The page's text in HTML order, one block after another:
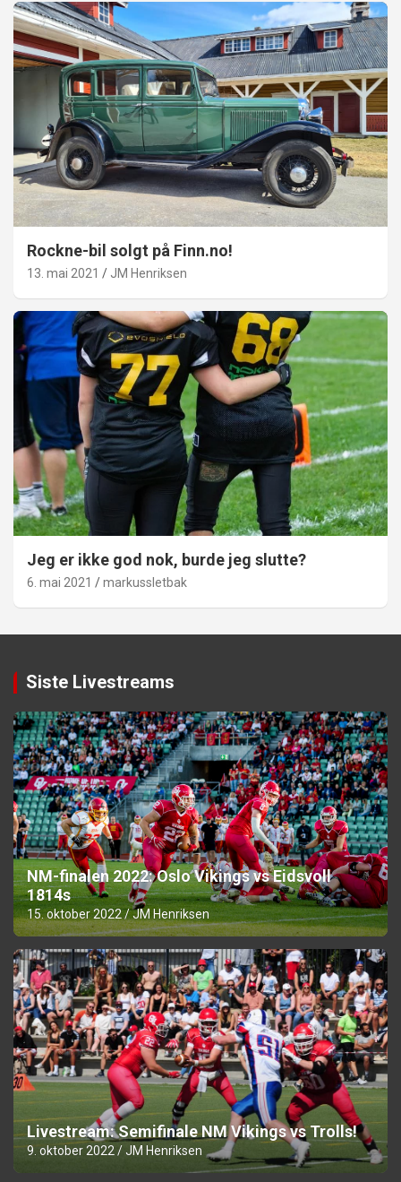
Rockne-bil solgt på Finn.no!
13. mai 2021 JM Henriksen
Jeg er ikke god nok, burde jeg slutte?
6. mai 2021 markussletbak
Siste Livestreams
NM-finalen 2022: Oslo Vikings vs Eidsvoll
1814s
15. oktober 2022 JM Henriksen
Livestream: Semifinale NM Vikings vs Trolls!
9. oktober 2022 JM Henriksen